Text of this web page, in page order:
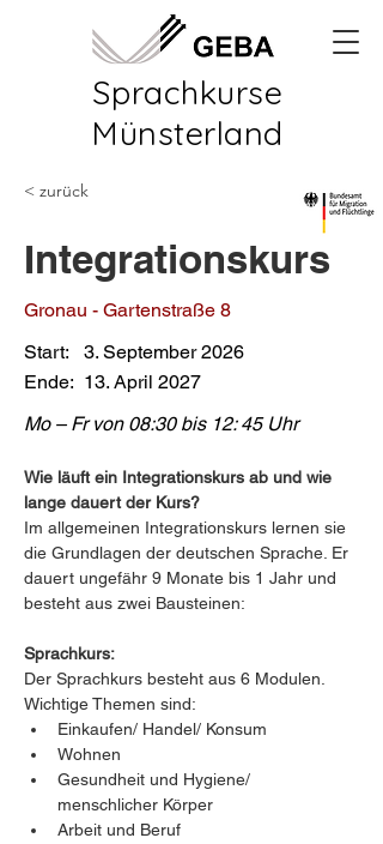
Sprachkurse
Münsterland
< zurück
Integrationskurs
Gronau - Gartenstraße 8
Start:
3. September 2026
Ende: 13. April 2027
Mo – Fr von 08:30 bis 12: 45 Uhr
Wie läuft ein Integrationskurs ab und wie
lange dauert der Kurs?
Im allgemeinen Integrationskurs lernen sie
die Grundlagen der deutschen Sprache. Er
dauert ungefähr 9 Monate bis 1 Jahr und
besteht aus zwei Bausteinen:
Sprachkurs:
Der Sprachkurs besteht aus 6 Modulen.
Wichtige Themen sind:
Einkaufen/ Handel/ Konsum
Wohnen
Gesundheit und Hygiene/
menschlicher Körper
Arbeit und Beruf